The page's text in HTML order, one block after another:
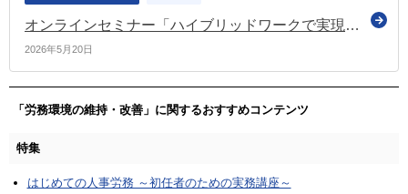
オンラインセミナー「ハイブリッドワークで実現するウェルビーイング経営」を開催（テレワーク総合ポータルサイト）
2026年5月20日
「労務環境の維持・改善」に関するおすすめコンテンツ
特集
はじめての人事労務 ～初任者のための実務講座～